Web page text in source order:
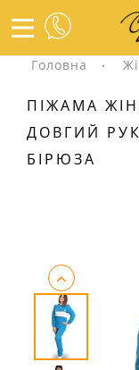
Головна
ПІЖАМА
ДОВГИЙ
БІРЮЗА